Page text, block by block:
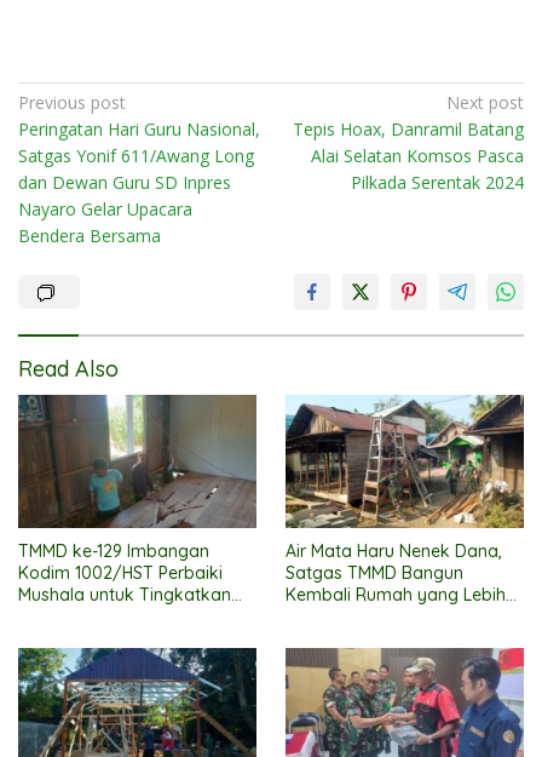
Post
navigation
Previous post
Peringatan Hari Guru Nasional,
Satgas Yonif 611/Awang Long
dan Dewan Guru SD Inpres
Nayaro Gelar Upacara
Bendera Bersama
Next post
Tepis Hoax, Danramil Batang
Alai Selatan Komsos Pasca
Pilkada Serentak 2024
Read Also
TMMD ke-129 Imbangan
Kodim 1002/HST Perbaiki
Mushala untuk Tingkatkan
Air Mata Haru Nenek Dana,
Satgas TMMD Bangun
Kembali Rumah yang Lebih